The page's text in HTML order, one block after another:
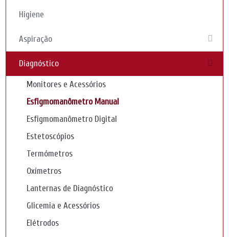
Higiene
Aspiração
Diagnóstico
Monitores e Acessórios
Esfigmomanômetro Manual
Esfigmomanômetro Digital
Estetoscópios
Termómetros
Oxímetros
Lanternas de Diagnóstico
Glicemia e Acessórios
Elétrodos